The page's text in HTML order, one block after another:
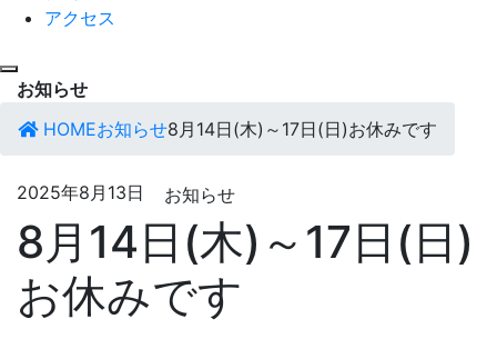
アクセス
お知らせ
HOMEお知らせ8月14日(木)～17日(日)お休みです
2025年8月13日 お知らせ
8月14日(木)～17日(日)
お休みです